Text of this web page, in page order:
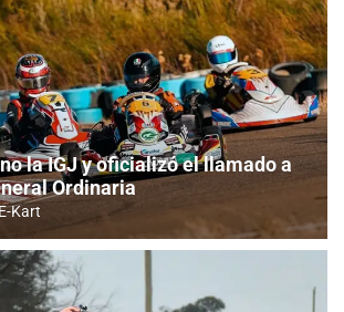
la IGJ y oficializó el llamado a
Ordinaria
Kart